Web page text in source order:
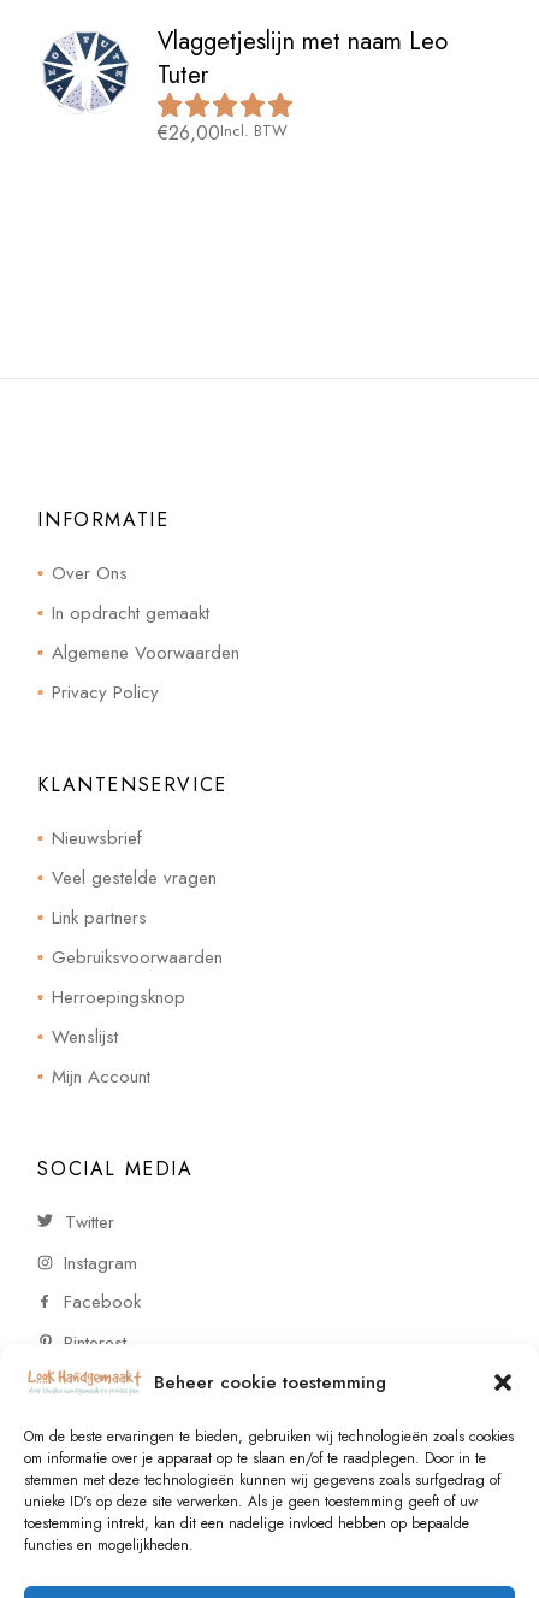
Beheer cookie toestemming
Om de beste ervaringen te bieden, gebruiken wij technologieën zoals cookies
om informatie over je apparaat op te slaan en/of te raadplegen. Door in te
stemmen met deze technologieën kunnen wij gegevens zoals surfgedrag of
unieke ID's op deze site verwerken. Als je geen toestemming geeft of uw
toestemming intrekt, kan dit een nadelige invloed hebben op bepaalde
functies en mogelijkheden.
Vlaggetjeslijn met naam Leo
Tuter
€26,00Incl. BTW
INFORMATIE
Over Ons
In opdracht gemaakt
Algemene Voorwaarden
Privacy Policy
KLANTENSERVICE
Nieuwsbrief
Veel gestelde vragen
Link partners
Gebruiksvoorwaarden
Herroepingsknop
Wenslijst
Mijn Account
SOCIAL MEDIA
Twitter
Instagram
Facebook
Pinterest
CONTACT
Vragen of wensen? Neem contact op!
+31 (0)6 229 021 29